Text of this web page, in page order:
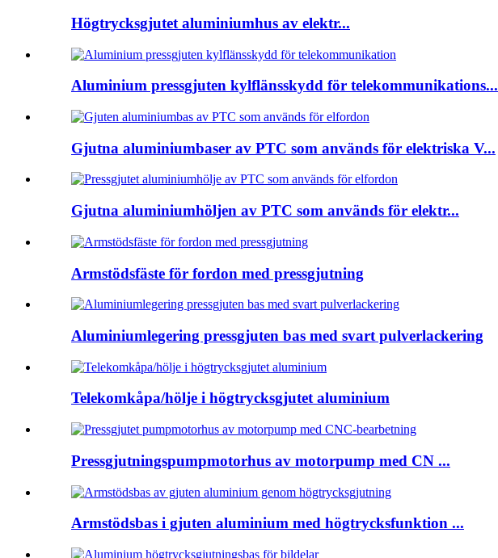
Högtrycksgjutet aluminiumhus av elektr...
Aluminium pressgjuten kylflänsskydd för telekommunikations...
Gjutna aluminiumbaser av PTC som används för elektriska V...
Gjutna aluminiumhöljen av PTC som används för elektr...
Armstödsfäste för fordon med pressgjutning
Aluminiumlegering pressgjuten bas med svart pulverlackering
Telekomkåpa/hölje i högtrycksgjutet aluminium
Pressgjutningspumpmotorhus av motorpump med CN ...
Armstödsbas i gjuten aluminium med högtrycksfunktion ...